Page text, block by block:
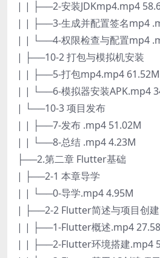
| | ├──2-安装JDKmp4.mp4
| | ├──3-生成并配置签名mp4
| | └──4-权限检查与配置mp4
| ├──10-2 打包与模拟机安装
| | ├──5-打包mp4.mp4 61.52M
| | └──6-模拟器安装APK.mp4
| └──10-3 项目发布
| | ├──7-发布 .mp4 51.02M
| | └──8-总结 .mp4 4.23M
├──2.第二章 Flutter基础
| ├──2-1 本章导学
| | └──0-导学.mp4 4.95M
| ├──2-2 Flutter简述与项目创建
| | ├──1-Flutter概述.mp4
| | ├──2-Flutter环境搭建.mp4